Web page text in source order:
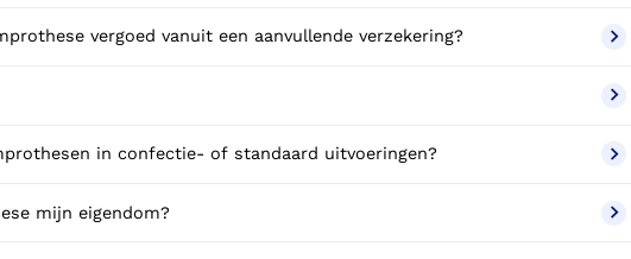
vergoed vanuit een aanvullende verzekering?
in confectie- of standaard uitvoeringen?
mijn eigendom?